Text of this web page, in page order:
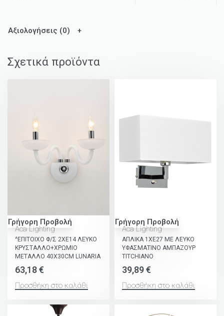
Αξιολογήσεις (0)
Σχετικά προϊόντα
Γρήγορη Προβολή
Aca Lighting
^ΕΠΙΤΟΙΧΟ Φ/Σ 2ΧΕ14 ΛΕΥΚΟ
ΚΡΥΣΤΑΛΛΟ+ΧΡΩΜΙΟ
ΜΕΤΑΛΛΟ 40X30CM LUNARIA
63,18€
Προσθήκη στο καλάθι
Γρήγορη Προβολή
Aca Lighting
ΑΠΛΙΚΑ 1XE27 ΜΕ ΛΕΥΚΟ
ΥΦΑΣΜΑΤΙΝΟ ΑΜΠΑΖΟΥΡ
TITCHIANO
39,89€
Προσθήκη στο καλάθι